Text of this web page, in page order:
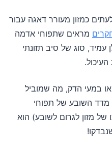
כמזון מעורר דאגה עבור
מראים שתפוחי אדמה
עמיד, סוג של סיב תזונתי
במעי הדק, מה שמוביל
השובע של תפוחי
מזון לגרום לשובע) הוא